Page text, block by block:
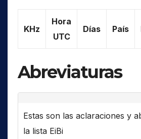
KHz
Hora
UTC
Días País
Abreviaturas
Estas son las aclaraciones y
la lista EiBi